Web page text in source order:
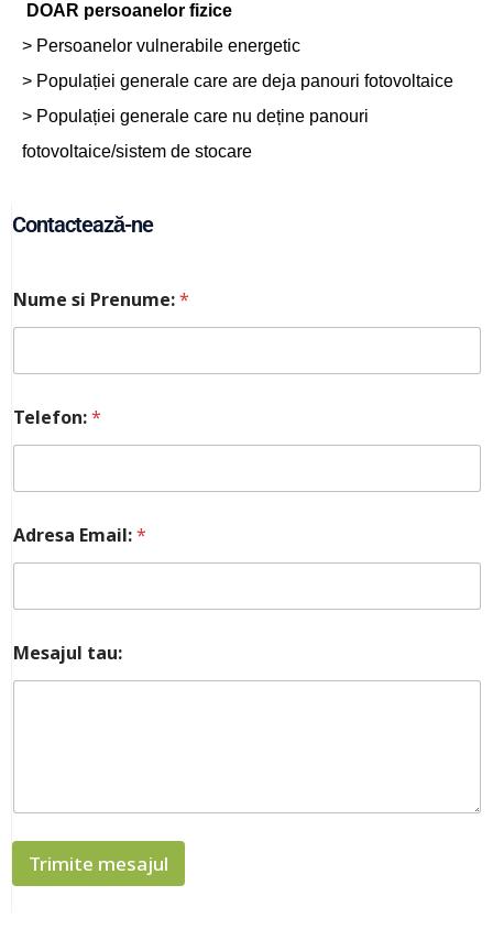
DOAR persoanelor fizice
> Persoanelor vulnerabile energetic
> Populației generale care are deja panouri fotovoltaice
> Populației generale care nu deține panouri
fotovoltaice/sistem de stocare
Contactează-ne
Nume si Prenume:*
Telefon:*
d
r
s
P
r
e
T
Adresa Email:*
Mesajul tau:
Trimite mesajul